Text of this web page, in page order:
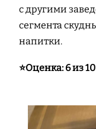
с другими
сегмента
напитки.
⭐️Оценка: 6 из 10